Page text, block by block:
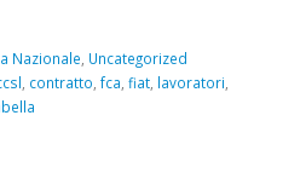
Nazionale Uncategorized
contratto fca fiat, lavoratori